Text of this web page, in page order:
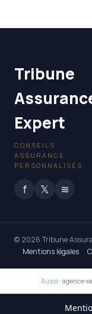
Tribune
Expert
CONSEILS
ASSURANCE
PERSONNALISÉS
f 𝕏 ≋
© 2026 Tribune
Mentions légales
Aussi : agence